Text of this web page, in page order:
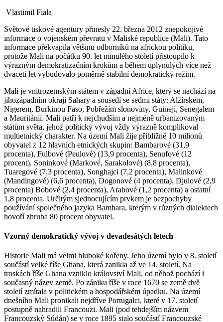
Vlastimil Fiala
Světové tiskové agentury přinesly 22. března 2012 znepokojivé
informace o vojenském převratu v Maliské republice (Mali). Tato
informace překvapila většinu odborníků na africkou politiku,
protože Mali na počátku 90. let minulého století přistoupilo k
výrazným demokratizačním krokům a během uplynulých více než
dvaceti let vybudovalo poměrně stabilní demokratický režim.
Mali je vnitrozemským státem v západní Africe, který se nachází na
jihozápadním okraji Sahary a sousedí se sedmi státy: Alžírskem,
Nigerem, Burkinou Faso, Pobřežím slonoviny, Guinejí, Senegalem
a Mauritánií. Mali patří k nejchudším a nejméně urbanizovaným
státům světa, jehož politický vývoj vždy výrazně komplikoval
multietnický charakter. Na území Mali žije přibližně 10 milionů
obyvatel z 12 hlavních etnických skupin: Bambarové (31,9
procenta), Fulbové (Peulové) (13,9 procenta), Senufové (12
procent), Soninkové (Markové, Sarakolové) (8,8 procenta),
Tuaregové (7,3 procenta), Songhajci (7,2 procenta), Malinkové
(Mandingové) (6,6 procenta), Dogonové (4 procenta), Djulové (2,9
procenta) Bobové (2,4 procenta), Arabové (1,2 procenta) a ostatní
1,8 procenta. Určitým sjednocujícím prvkem je bezpochyby
používání společného jazyka Bambara, kterým v různých dialektech
hovoří zhruba 80 procent obyvatel.
Vzorný demokratický vývoj v devadesátých letech
Historie Mali má velmi hluboké kořeny. Jeho území bylo v 8. století
součástí velké říše Ghana, která zanikla až ve 14. století. Na
troskách říše Ghana vzniklo království Mali, od něhož pochází i
současný název země. Po zániku říše v roce 1670 se země dvě
století zmítala v politickém a hospodářském úpadku. Na území
dnešního Mali pronikali nejdříve Portugalci, které v 17. století
postupně nahradili Francouzi. Mali (pod tehdejším názvem
Francouzský Súdán) se v roce 1895 stalo součástí Francouzské